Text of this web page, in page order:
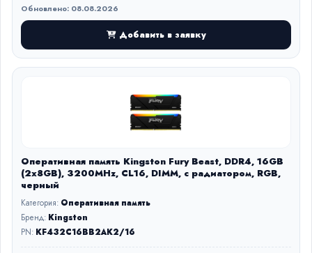
Обновлено: 08.08.2026
Добавить в заявку
Оперативная память Kingston Fury Beast, DDR4, 16GB
(2x8GB), 3200MHz, CL16, DIMM, с радиатором, RGB,
черный
Категория: Оперативная память
Бренд: Kingston
PN: KF432C16BB2AK2/16